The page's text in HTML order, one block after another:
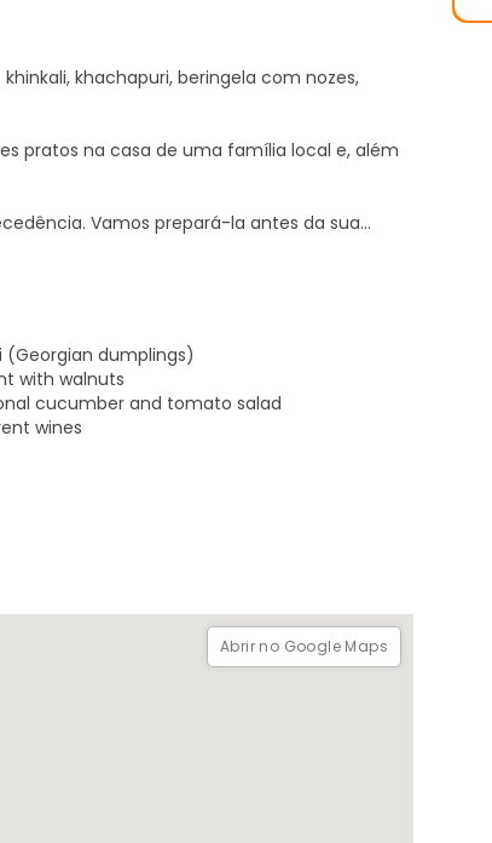
khachapuri, beringela com nozes,
pratos na casa de uma família local e, além
Vamos prepará-la antes da sua
do khachapuri, 1 hora.
estar frias até que lhes sejam adicionadas as
e, depois de chegar, passamos à
não requer muito tempo nem energia.
ou jantamos juntos, um banquete
e Beringela com Nozes.
(Georgian dumplings)
with walnuts
cucumber and tomato salad
wines
Abrir no Google Maps